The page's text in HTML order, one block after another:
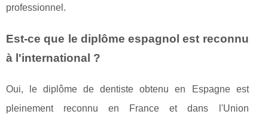
professionnel.
Est-ce que le diplôme espagnol est reconnu
à l'international ?
Oui, le diplôme de dentiste obtenu en Espagne est
pleinement reconnu en France et dans l'Union